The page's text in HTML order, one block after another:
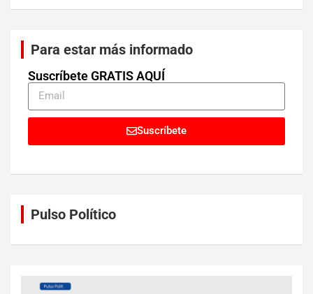
Para estar más informado
Suscríbete GRATIS AQUÍ
Suscríbete
Pulso Político